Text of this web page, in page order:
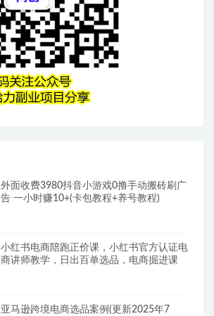
外面收费3980抖音小游戏0撸手动搬砖刷广
告 一小时赚10+(卡包教程+养号教程)
小红书电商陪跑正价课，小红书官方认证电
商讲师教学，日出百单选品，电商掘进课
亚马逊跨境电商选品案例(更新2025年7